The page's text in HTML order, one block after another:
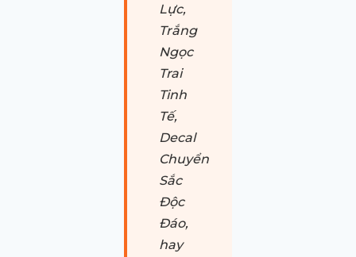
Lực,
Trắng
Ngọc
Trai
Tinh
Tế,
Decal
Chuyển
Sắc
Độc
Đáo,
hay